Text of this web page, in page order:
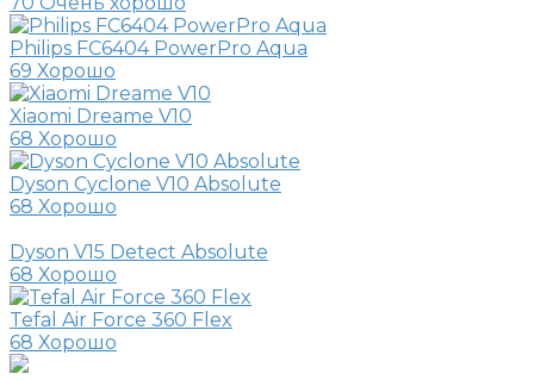
Philips FC6404 PowerPro Aqua
69 Хорошо
Xiaomi Dreame V10
68 Хорошо
Dyson Cyclone V10 Absolute
68 Хорошо
Dyson V15 Detect Absolute
68 Хорошо
Tefal Air Force 360 Flex
68 Хорошо